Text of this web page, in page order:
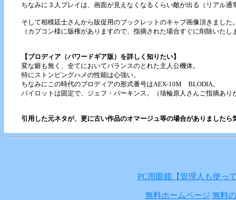
ちなみに３人プレイは、画面が見えなくなるくらい敵が出る（リアル通
そして相模廷士さんから販促用のブックレットのキャプ画像頂きました。
（カプコン様に版権がありますので、指摘された場合すぐに削除いたし
【ブロディア（パワードギア版）を詳しく知りたい】
変な癖も無く、全てにおいてバランスのとれた主人公機体。
特にストンピングハメの性能は心強い。
ちなみにこの時代のブロディアの形式番号はAEX-10M BLODIA。
パイロットは固定で、ジェフ・パーキンス。（埴輪原人さんご指摘あり
引用した元ネタが、更に古い作品のオマージュ等の場合がありましたら
PC用眼鏡【管理人も使っ
無料ホームページ 無料